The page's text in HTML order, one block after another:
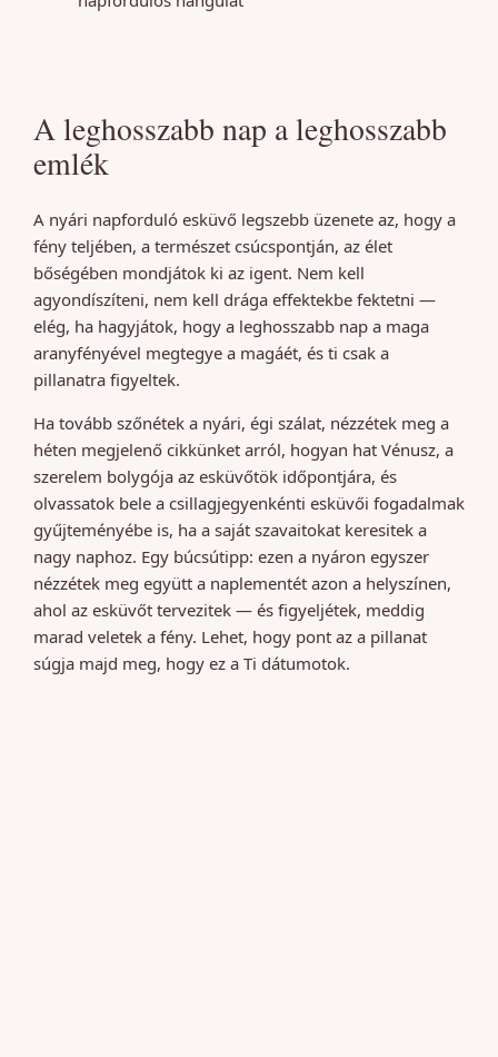
A leghosszabb nap a leghosszabb
emlék
A nyári napforduló esküvő legszebb üzenete az, hogy a
fény teljében, a természet csúcspontján, az élet
bőségében mondjátok ki az igent. Nem kell
agyondíszíteni, nem kell drága effektekbe fektetni —
elég, ha hagyjátok, hogy a leghosszabb nap a maga
aranyfényével megtegye a magáét, és ti csak a
pillanatra figyeltek.
Ha tovább szőnétek a nyári, égi szálat, nézzétek meg a
héten megjelenő cikkünket arról, hogyan hat Vénusz, a
szerelem bolygója az esküvőtök időpontjára, és
olvassatok bele a csillagjegyenkénti esküvői fogadalmak
gyűjteményébe is, ha a saját szavaitokat keresitek a
nagy naphoz. Egy búcsútipp: ezen a nyáron egyszer
nézzétek meg együtt a naplementét azon a helyszínen,
ahol az esküvőt tervezitek — és figyeljétek, meddig
marad veletek a fény. Lehet, hogy pont az a pillanat
súgja majd meg, hogy ez a Ti dátumotok.